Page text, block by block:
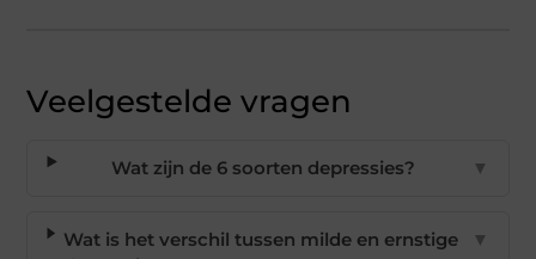
Veelgestelde vragen
Wat zijn de 6 soorten depressies? ▼
Wat is het verschil tussen milde en ernstige
▼